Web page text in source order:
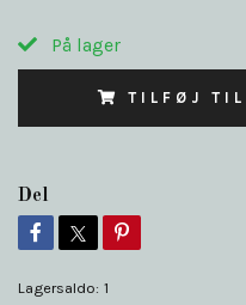
På lager
TILFØJ TIL
Del
Lagersaldo: 1